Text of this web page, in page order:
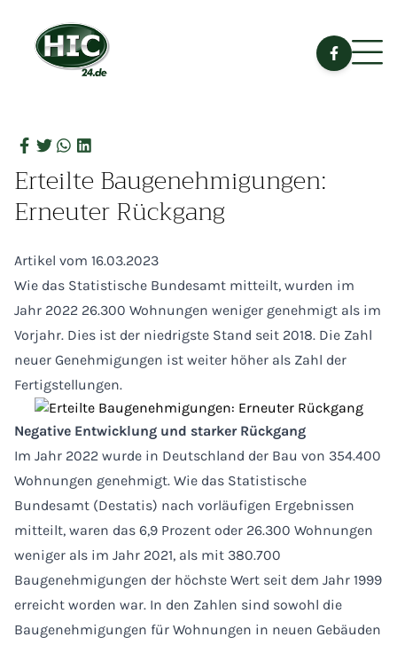
Erteilte Baugenehmigungen:
Erneuter Rückgang
Artikel vom 16.03.2023
Wie das Statistische Bundesamt mitteilt, wurden im
Jahr 2022 26.300 Wohnungen weniger genehmigt als im
Vorjahr. Dies ist der niedrigste Stand seit 2018. Die Zahl
neuer Genehmigungen ist weiter höher als Zahl der
Fertigstellungen.
Negative Entwicklung und starker Rückgang
Im Jahr 2022 wurde in Deutschland der Bau von 354.400
Wohnungen genehmigt. Wie das Statistische
Bundesamt (Destatis) nach vorläufigen Ergebnissen
mitteilt, waren das 6,9 Prozent oder 26.300 Wohnungen
weniger als im Jahr 2021, als mit 380.700
Baugenehmigungen der höchste Wert seit dem Jahr 1999
erreicht worden war. In den Zahlen sind sowohl die
Baugenehmigungen für Wohnungen in neuen Gebäuden